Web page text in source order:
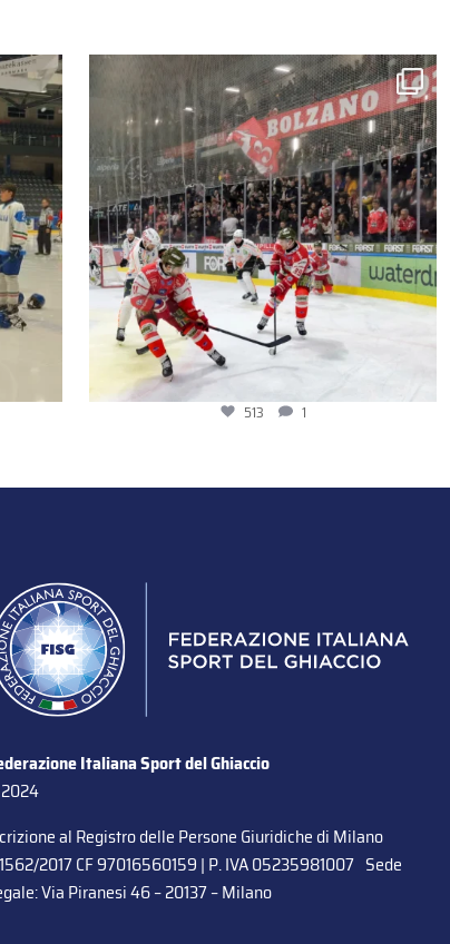
513 1
Italiana Sport del Ghiaccio
al Registro delle Persone Giuridiche di Milano
2017 CF 97016560159 | P. IVA 05235981007 Sede
Via Piranesi 46 – 20137 – Milano